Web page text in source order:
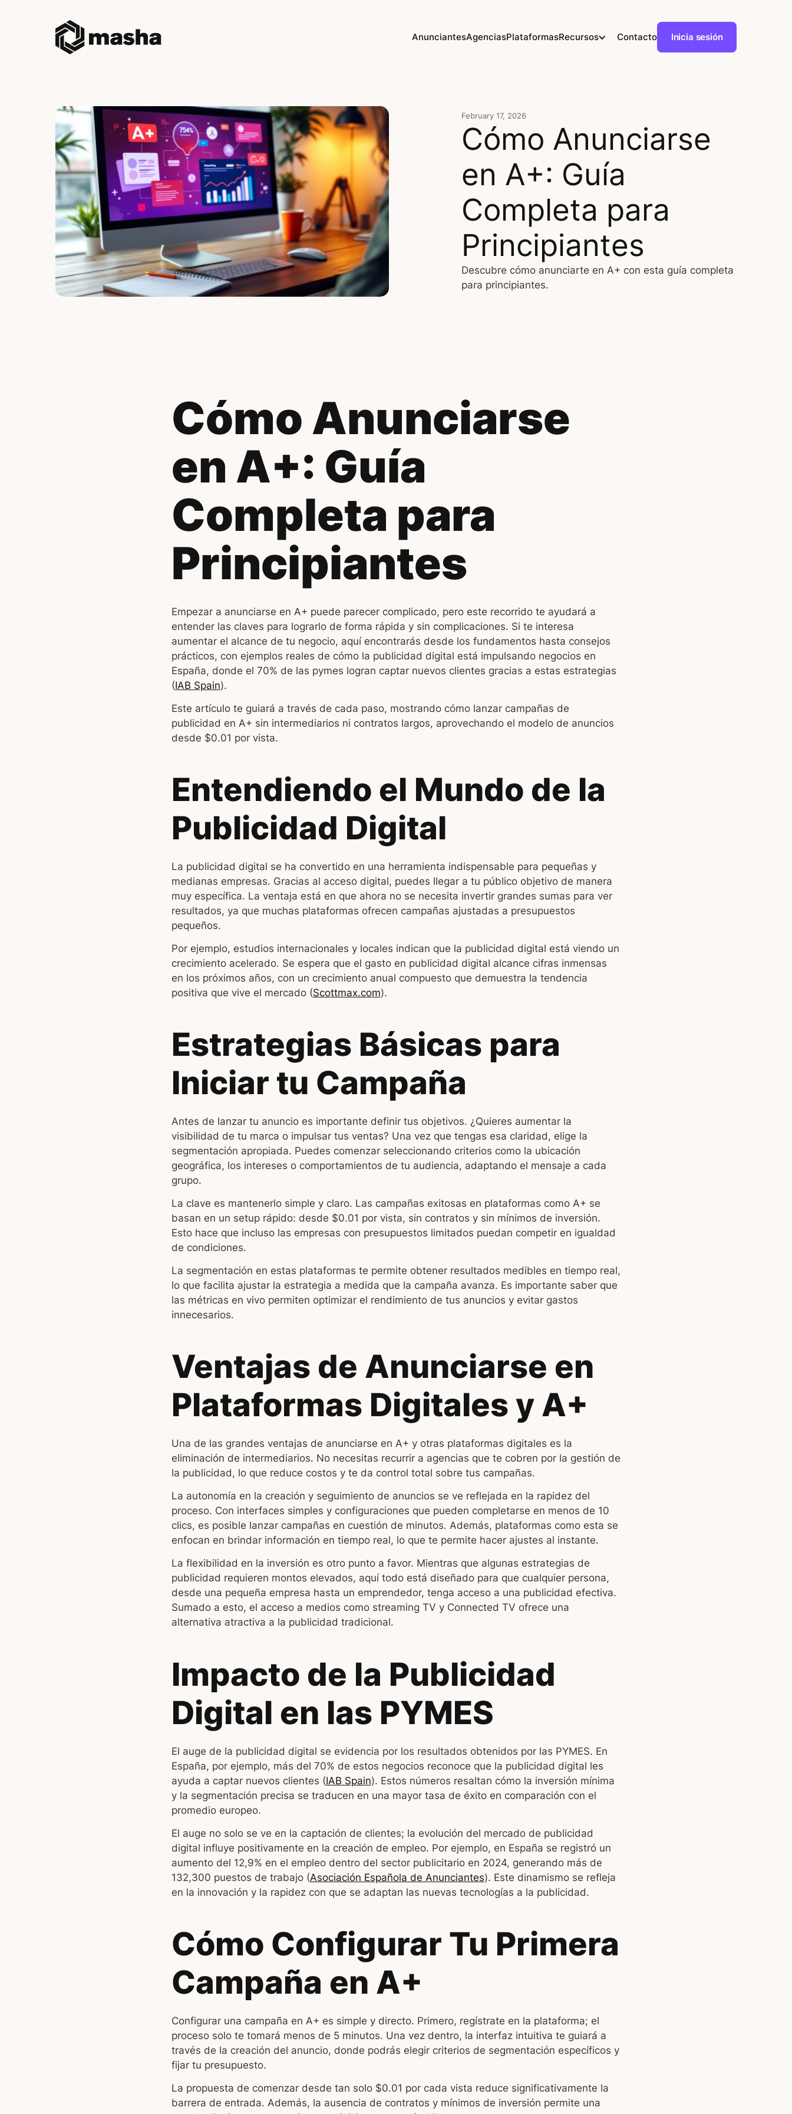
AnunciantesAgenciasPlataformasRecursos Contacto Inicia sesión
February 17, 2026
Cómo Anunciarse
en A+: Guía
Completa para
Principiantes
Descubre cómo anunciarte en A+ con esta guía completa
para principiantes.
Cómo Anunciarse
en A+: Guía
Completa para
Principiantes
Empezar a anunciarse en A+ puede parecer complicado, pero este recorrido te ayudará a
entender las claves para lograrlo de forma rápida y sin complicaciones. Si te interesa
aumentar el alcance de tu negocio, aquí encontrarás desde los fundamentos hasta consejos
prácticos, con ejemplos reales de cómo la publicidad digital está impulsando negocios en
España, donde el 70% de las pymes logran captar nuevos clientes gracias a estas estrategias
(IAB Spain).
Este artículo te guiará a través de cada paso, mostrando cómo lanzar campañas de
publicidad en A+ sin intermediarios ni contratos largos, aprovechando el modelo de anuncios
desde $0.01 por vista.
Entendiendo el Mundo de la
Publicidad Digital
La publicidad digital se ha convertido en una herramienta indispensable para pequeñas y
medianas empresas. Gracias al acceso digital, puedes llegar a tu público objetivo de manera
muy específica. La ventaja está en que ahora no se necesita invertir grandes sumas para ver
resultados, ya que muchas plataformas ofrecen campañas ajustadas a presupuestos
pequeños.
Por ejemplo, estudios internacionales y locales indican que la publicidad digital está viendo un
crecimiento acelerado. Se espera que el gasto en publicidad digital alcance cifras inmensas
en los próximos años, con un crecimiento anual compuesto que demuestra la tendencia
positiva que vive el mercado (Scottmax.com).
Estrategias Básicas para
Iniciar tu Campaña
Antes de lanzar tu anuncio es importante definir tus objetivos. ¿Quieres aumentar la
visibilidad de tu marca o impulsar tus ventas? Una vez que tengas esa claridad, elige la
segmentación apropiada. Puedes comenzar seleccionando criterios como la ubicación
geográfica, los intereses o comportamientos de tu audiencia, adaptando el mensaje a cada
grupo.
La clave es mantenerlo simple y claro. Las campañas exitosas en plataformas como A+ se
basan en un setup rápido: desde $0.01 por vista, sin contratos y sin mínimos de inversión.
Esto hace que incluso las empresas con presupuestos limitados puedan competir en igualdad
de condiciones.
La segmentación en estas plataformas te permite obtener resultados medibles en tiempo real,
lo que facilita ajustar la estrategia a medida que la campaña avanza. Es importante saber que
las métricas en vivo permiten optimizar el rendimiento de tus anuncios y evitar gastos
innecesarios.
Ventajas de Anunciarse en
Plataformas Digitales y A+
Una de las grandes ventajas de anunciarse en A+ y otras plataformas digitales es la
eliminación de intermediarios. No necesitas recurrir a agencias que te cobren por la gestión de
la publicidad, lo que reduce costos y te da control total sobre tus campañas.
La autonomía en la creación y seguimiento de anuncios se ve reflejada en la rapidez del
proceso. Con interfaces simples y configuraciones que pueden completarse en menos de 10
clics, es posible lanzar campañas en cuestión de minutos. Además, plataformas como esta se
enfocan en brindar información en tiempo real, lo que te permite hacer ajustes al instante.
La flexibilidad en la inversión es otro punto a favor. Mientras que algunas estrategias de
publicidad requieren montos elevados, aquí todo está diseñado para que cualquier persona,
desde una pequeña empresa hasta un emprendedor, tenga acceso a una publicidad efectiva.
Sumado a esto, el acceso a medios como streaming TV y Connected TV ofrece una
alternativa atractiva a la publicidad tradicional.
Impacto de la Publicidad
Digital en las PYMES
El auge de la publicidad digital se evidencia por los resultados obtenidos por las PYMES. En
España, por ejemplo, más del 70% de estos negocios reconoce que la publicidad digital les
ayuda a captar nuevos clientes (IAB Spain). Estos números resaltan cómo la inversión mínima
y la segmentación precisa se traducen en una mayor tasa de éxito en comparación con el
promedio europeo.
El auge no solo se ve en la captación de clientes; la evolución del mercado de publicidad
digital influye positivamente en la creación de empleo. Por ejemplo, en España se registró un
aumento del 12,9% en el empleo dentro del sector publicitario en 2024, generando más de
132,300 puestos de trabajo (Asociación Española de Anunciantes). Este dinamismo se refleja
en la innovación y la rapidez con que se adaptan las nuevas tecnologías a la publicidad.
Cómo Configurar Tu Primera
Campaña en A+
Configurar una campaña en A+ es simple y directo. Primero, regístrate en la plataforma; el
proceso solo te tomará menos de 5 minutos. Una vez dentro, la interfaz intuitiva te guiará a
través de la creación del anuncio, donde podrás elegir criterios de segmentación específicos y
fijar tu presupuesto.
La propuesta de comenzar desde tan solo $0.01 por cada vista reduce significativamente la
barrera de entrada. Además, la ausencia de contratos y mínimos de inversión permite una